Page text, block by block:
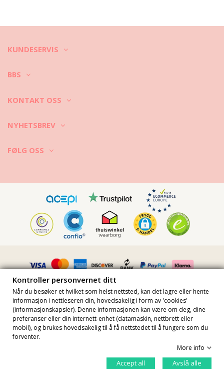
KUNDESERVIS
BBS
KONTAKT OSS
NYHETSBREV
FØLG OSS
Alle priser inkluderer mva · MVA-nummer FR36509778270 · Alle
rettigheter reservert ©2023 Brazilian Bikini Shop
Kontroller personvernet ditt
Kontroller personvernet ditt
Når du besøker et hvilket som helst nettsted, kan det lagre eller hente
informasjon i nettleseren din, hovedsakelig i form av 'cookies'
(informasjonskapsler). Denne informasjonen kan være om deg, dine
preferanser eller din internett-enhet (datamaskin, nettbrett eller
mobil), og brukes hovedsakelig til å få nettstedet til å fungere som du
forventer.
More info
Accept all Avslå alle